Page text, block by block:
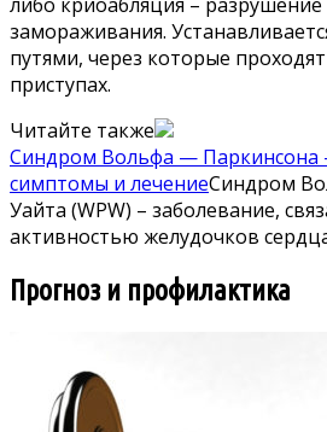
замораживания.
путями, через которые
приступах.
Читайте также
Синдром Вольфа — Паркинсона
симптомы и лечениеСиндром
Уайта (WPW) – заболевание,
активностью желудочков
Прогноз и профилактика